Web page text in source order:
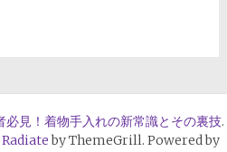
必見！着物手入れの新常識とその裏技.
Radiateby ThemeGrill. Powered by